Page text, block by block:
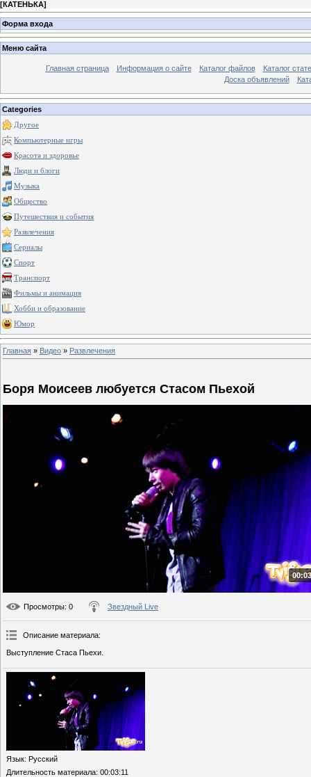
[КАТЕНЬКА]
Форма входа
Меню сайта
Главная страница Информация о сайте Каталог файлов
Каталог
Доска объявлений
Categories
Другое
Компьютерные игры
Красота и здоровье
Люди и блоги
Музыка
Общество
Путешествия и события
Развлечения
Сериалы
Спорт
Транспорт
Фильмы и анимация
Хобби и образование
Юмор
Главная » Видео » Развлечения
Боря Моисеев любуется Стасом Пьехой
Просмотры: 0 Звездный Live
Описание материала:
Выступление Стаса Пьехи.
Язык: Русский
Длительность материала: 00:03:11